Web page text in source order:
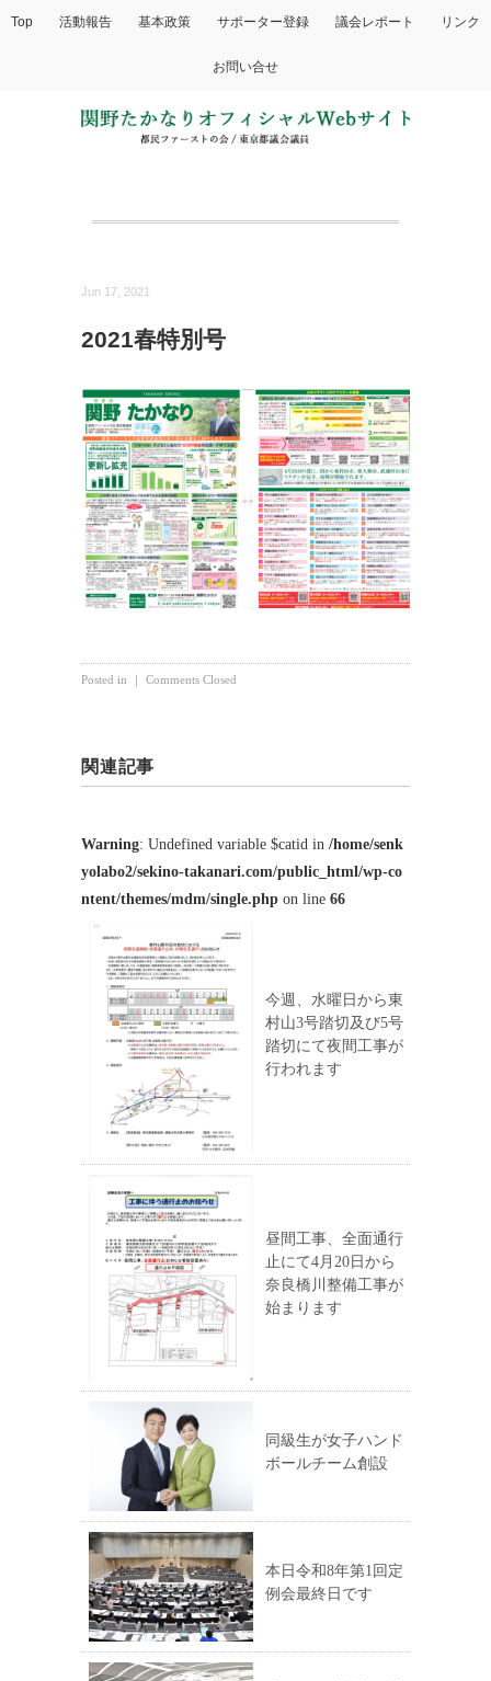
Top 活動報告 基本政策 サポーター登録 議会レポート リンク
お問い合せ
Jun 17, 2021
2021春特別号
Posted in ｜ Comments Closed
関連記事
Warning: Undefined variable $catid in /home/senk
yolabo2/sekino-takanari.com/public_html/wp-co
ntent/themes/mdm/single.php on line 66
今週、水曜日から東
村山3号踏切及び5号
踏切にて夜間工事が
行われます
昼間工事、全面通行
止にて4月20日から
奈良橋川整備工事が
始まります
同級生が女子ハンド
ボールチーム創設
本日令和8年第1回定
例会最終日です